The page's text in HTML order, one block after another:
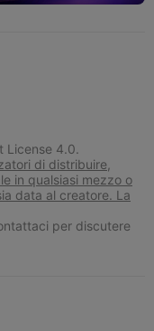
License 4.0.
di distribuire,
in qualsiasi mezzo o
data al creatore. La
per discutere